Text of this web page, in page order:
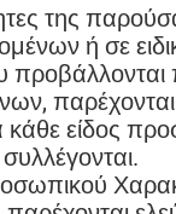
της
ή σε
προβάλλονται
κάθε είδος